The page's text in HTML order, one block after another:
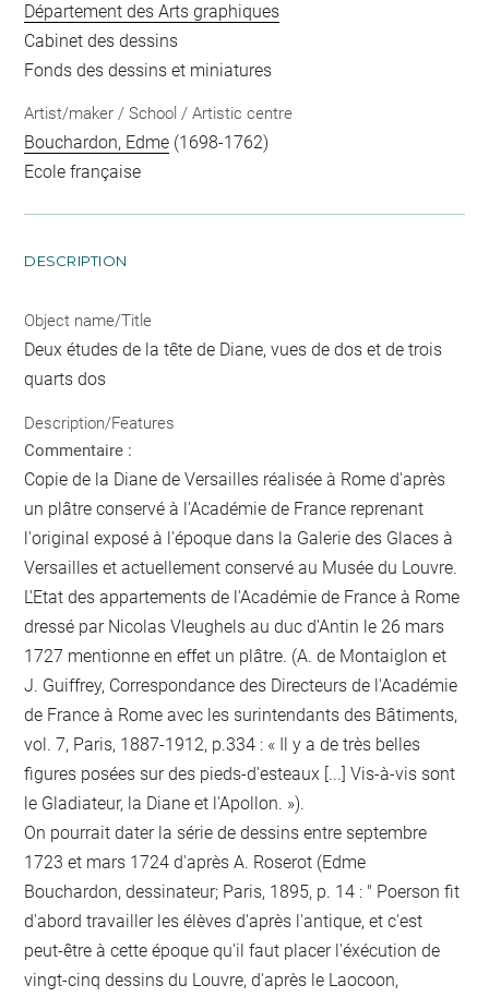
Département des Arts graphiques
Cabinet des dessins
Fonds des dessins et miniatures
Artist/maker / School / Artistic centre
Bouchardon, Edme (1698-1762)
Ecole française
DESCRIPTION
Object name/Title
Deux études de la tête de Diane, vues de dos et de trois
quarts dos
Description/Features
Commentaire :
Copie de la Diane de Versailles réalisée à Rome d'après
un plâtre conservé à l'Académie de France reprenant
l'original exposé à l'époque dans la Galerie des Glaces à
Versailles et actuellement conservé au Musée du Louvre.
L'Etat des appartements de l'Académie de France à Rome
dressé par Nicolas Vleughels au duc d'Antin le 26 mars
1727 mentionne en effet un plâtre. (A. de Montaiglon et
J. Guiffrey, Correspondance des Directeurs de l'Académie
de France à Rome avec les surintendants des Bâtiments,
vol. 7, Paris, 1887-1912, p.334 : « Il y a de très belles
figures posées sur des pieds-d'esteaux [...] Vis-à-vis sont
le Gladiateur, la Diane et l'Apollon. »).
On pourrait dater la série de dessins entre septembre
1723 et mars 1724 d'après A. Roserot (Edme
Bouchardon, dessinateur; Paris, 1895, p. 14 : " Poerson fit
d'abord travailler les élèves d'après l'antique, et c'est
peut-être à cette époque qu'il faut placer l'éxécution de
vingt-cinq dessins du Louvre, d'après le Laocoon,